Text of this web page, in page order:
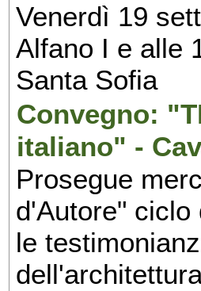
Venerdì 19
Alfano I e alle
Santa Sofia
Convegno:
italiano" -
Prosegue
d'Autore" ciclo
le